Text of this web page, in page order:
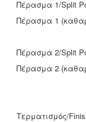
Πέρασμα 1/Split
Πέρασμα 1
Πέρασμα 2/Split
Πέρασμα 2
Τερματισμός/